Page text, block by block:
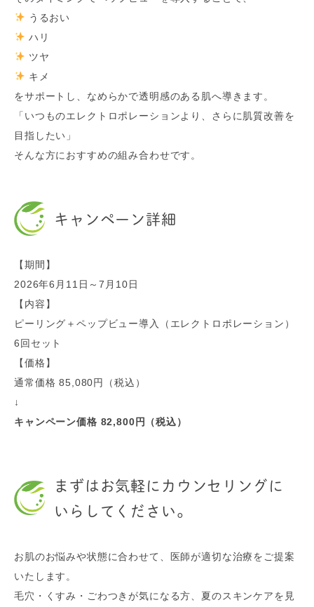
うるおい
ハリ
ツヤ
キメ
をサポートし、なめらかで透明感のある肌へ導きます。
「いつものエレクトロポレーションより、さらに肌質改善を
目指したい」
そんな方におすすめの組み合わせです。
キャンペーン詳細
【期間】
2026年6月11日～7月10日
【内容】
ピーリング＋ペップビュー導入（エレクトロポレーション）
6回セット
【価格】
通常価格 85,080円（税込）
↓
キャンペーン価格 82,800円（税込）
まずはお気軽にカウンセリングに
いらしてください。
お肌のお悩みや状態に合わせて、医師が適切な治療をご提案
いたします。
毛穴・くすみ・ごわつきが気になる方、夏のスキンケアを見